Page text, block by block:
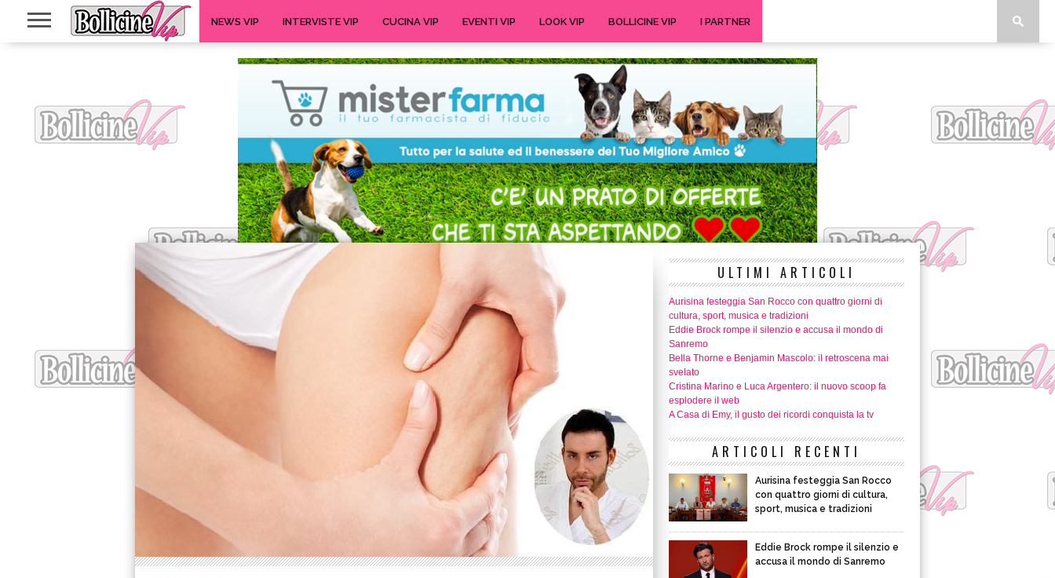
NEWS VIP INTERVISTE VIP CUCINA VIP EVENTI VIP LOOK VIP BOLLICINE VIP I PARTNER
ULTIMI ARTICOLI
Aurisina festeggia San Rocco con quattro giorni di
cultura, sport, musica e tradizioni
Eddie Brock rompe il silenzio e accusa il mondo di
Sanremo
Bella Thorne e Benjamin Mascolo: il retroscena mai
svelato
Cristina Marino e Luca Argentero: il nuovo scoop fa
esplodere il web
A Casa di Emy, il gusto dei ricordi conquista la tv
ARTICOLI RECENTI
Aurisina festeggia San Rocco
con quattro giorni di cultura,
sport, musica e tradizioni
Eddie Brock rompe il silenzio e
accusa il mondo di Sanremo